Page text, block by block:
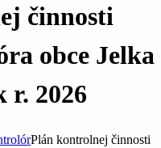
činnosti
obce Jelka
r. 2026
Plán kontrolnej činnosti